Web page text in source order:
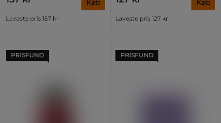
Laveste pris 157 kr
Køb
Laveste pris 127 kr
Køb
PRISFUND PRISFUND